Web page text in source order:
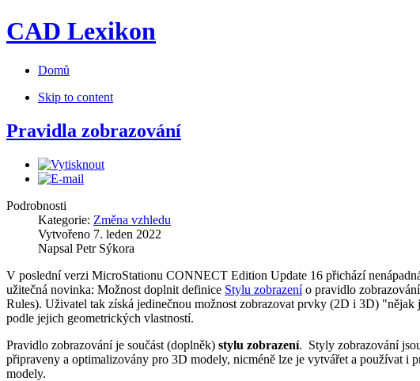
CAD Lexikon
Domů
Skip to content
Pravidla zobrazování
Podrobnosti
Kategorie: Změna vzhledu
Vytvořeno 7. leden 2022
Napsal Petr Sýkora
V poslední verzi MicroStationu CONNECT Edition Update 16 přichází
užitečná novinka: Možnost doplnit definice Stylu zobrazenío pravidlo
Rules). Uživatel tak získá jedinečnou možnost zobrazovat prvky (2D i 3D) "nějak
podle jejich geometrických vlastností.
Pravidlo zobrazování je součást (doplněk) stylu zobrazení. Styly zobrazování
připraveny a optimalizovány pro 3D modely, nicméně lze je vytvářet a používat i
modely.